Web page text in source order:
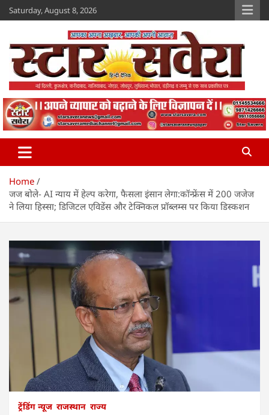
Skip
to
Saturday, August 8, 2026
Star Savera
www.starsavera.com
Home
जज बोले- AI न्याय में हेल्प करेगा, फैसला इंसान लेगा:कॉन्फ्रेंस में 200 जजेज
ने लिया हिस्सा; डिजिटल एविडेंस और टेक्निकल प्रॉब्लम्स पर किया डिस्कशन
ट्रेंडिंग न्यूज राजस्थान राज्य